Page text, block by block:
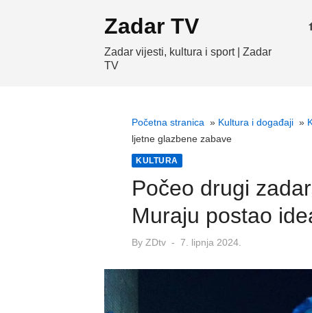
Zadar TV
Zadar vijesti, kultura i sport | Zadar
TV
Početna stranica » Kultura i događaji »
ljetne glazbene zabave
KULTURA
Počeo drugi
Muraju postao
By ZDtv
Posted
7. lipnja 2024.